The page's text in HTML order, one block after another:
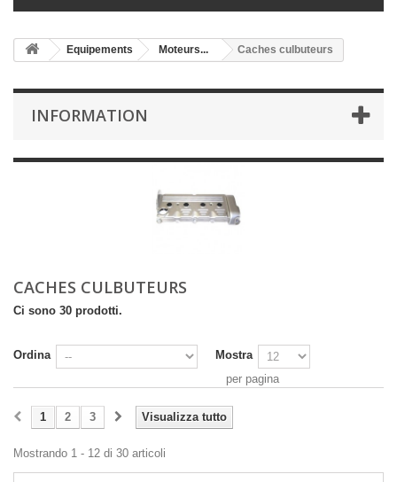
Equipements Moteurs... Caches culbuteurs
INFORMATION
CACHES CULBUTEURS
Ci sono 30 prodotti.
Ordina
Mostra
per pagina
Visualizza tutto
1 2 3
Mostrando 1 - 12 di 30 articoli